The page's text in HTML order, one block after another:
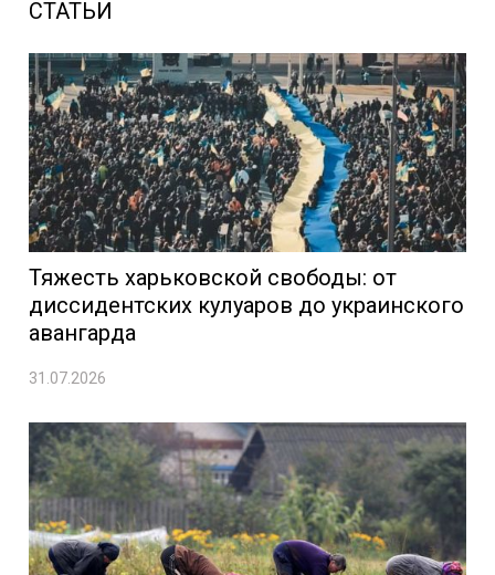
СТАТЬИ
Тяжесть харьковской свободы: от
диссидентских кулуаров до украинского
авангарда
31.07.2026